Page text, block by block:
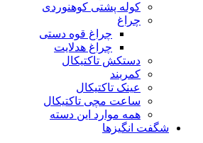
کوله پشتی کوهنوردی
چراغ
چراغ قوه دستی
چراغ هدلایت
دستکش تاکتیکال
کمربند
عینک تاکتیکال
ساعت مچی تاکتیکال
همه موارد این دسته
شگفت انگیزها